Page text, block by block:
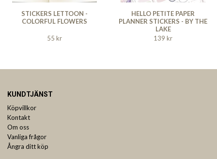
STICKERS LETTOON -
COLORFUL FLOWERS
55 kr
HELLO PETITE PAPER
PLANNER STICKERS - BY THE
LAKE
139 kr
KUNDTJÄNST
Köpvillkor
Kontakt
Om oss
Vanliga frågor
Ångra ditt köp